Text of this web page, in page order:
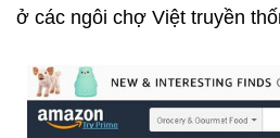
ở các ngôi chợ Việt truyền